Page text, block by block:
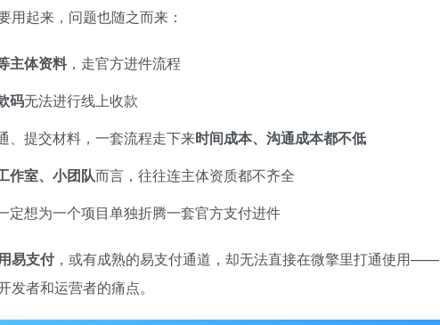
用起来，问题也随之而来：
主体资料，走官方进件流程
码无法进行线上收款
、提交材料，一套流程走下来时间成本、沟通成本都不低
作室、小团队而言，往往连主体资质都不齐全
定想为一个项目单独折腾一套官方支付进件
易支付，或有成熟的易支付通道，却无法直接在微擎里打通使用——
者和运营者的痛点。